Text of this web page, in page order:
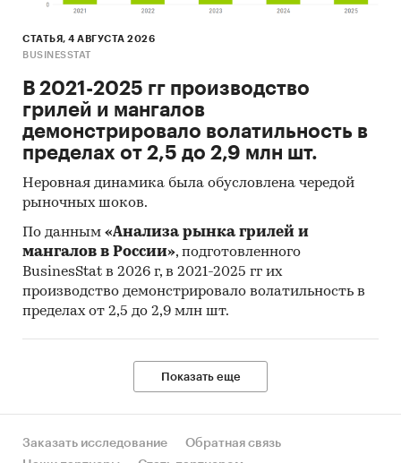
СТАТЬЯ, 4 АВГУСТА 2026
BUSINESSTAT
В 2021-2025 гг производство
грилей и мангалов
демонстрировало волатильность в
пределах от 2,5 до 2,9 млн шт.
Неровная динамика была обусловлена чередой
рыночных шоков.
По данным «Анализа рынка грилей и
мангалов в России», подготовленного
BusinesStat в 2026 г, в 2021-2025 гг их
производство демонстрировало волатильность в
пределах от 2,5 до 2,9 млн шт.
Показать еще
Заказать исследование
Обратная связь